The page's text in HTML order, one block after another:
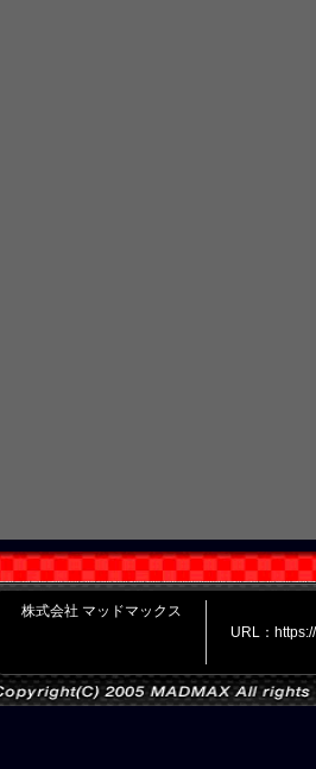
株式会社 マッドマックス
URL：